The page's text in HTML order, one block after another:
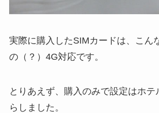
実際に購入したSIMカードは、こん
の（？）4G対応です。
とりあえず、購入のみで設定はホテ
らしました。